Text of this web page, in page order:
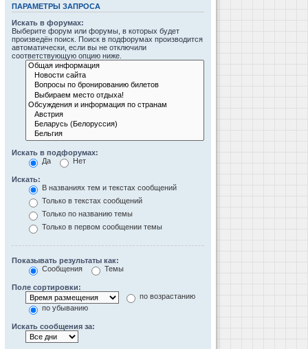
ПАРАМЕТРЫ ЗАПРОСА
Искать в форумах:
Выберите форум или форумы, в которых будет
произведён поиск. Поиск в подфорумах производится
автоматически, если вы не отключили
соответствующую опцию ниже.
Искать в подфорумах:
Да
Нет
Искать:
В названиях тем и текстах сообщений
Только в текстах сообщений
Только по названию темы
Только в первом сообщении темы
Показывать результаты как:
Сообщения
Темы
Поле сортировки:
по возрастанию
по убыванию
Искать сообщения за: